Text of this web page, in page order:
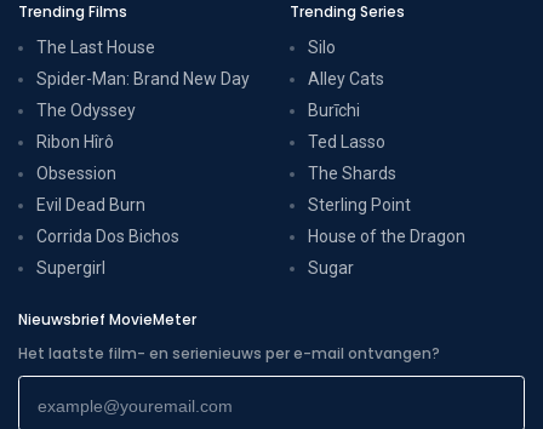
Trending Films
The Last House
Spider-Man: Brand New Day
The Odyssey
Ribon Hîrô
Obsession
Evil Dead Burn
Corrida Dos Bichos
Supergirl
Trending Series
Silo
Alley Cats
Burīchi
Ted Lasso
The Shards
Sterling Point
House of the Dragon
Sugar
Nieuwsbrief MovieMeter
Het laatste film- en serienieuws per e-mail ontvangen?